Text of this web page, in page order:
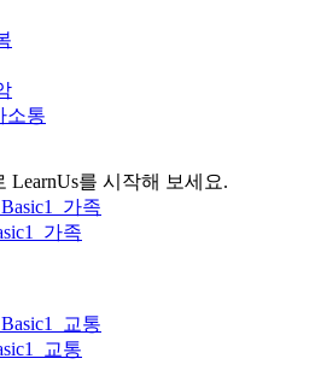
소통
LearnUs를 시작해 보세요.
가족
교통